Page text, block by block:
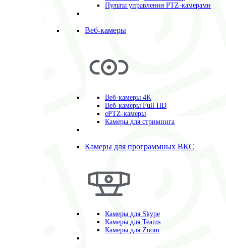
Пульты управления PTZ-камерами
Веб-камеры
Веб-камеры 4K
Веб-камеры Full HD
ePTZ-камеры
Камеры для стриминга
Камеры для программных ВКС
Камеры для Skype
Камеры для Teams
Камеры для Zoom